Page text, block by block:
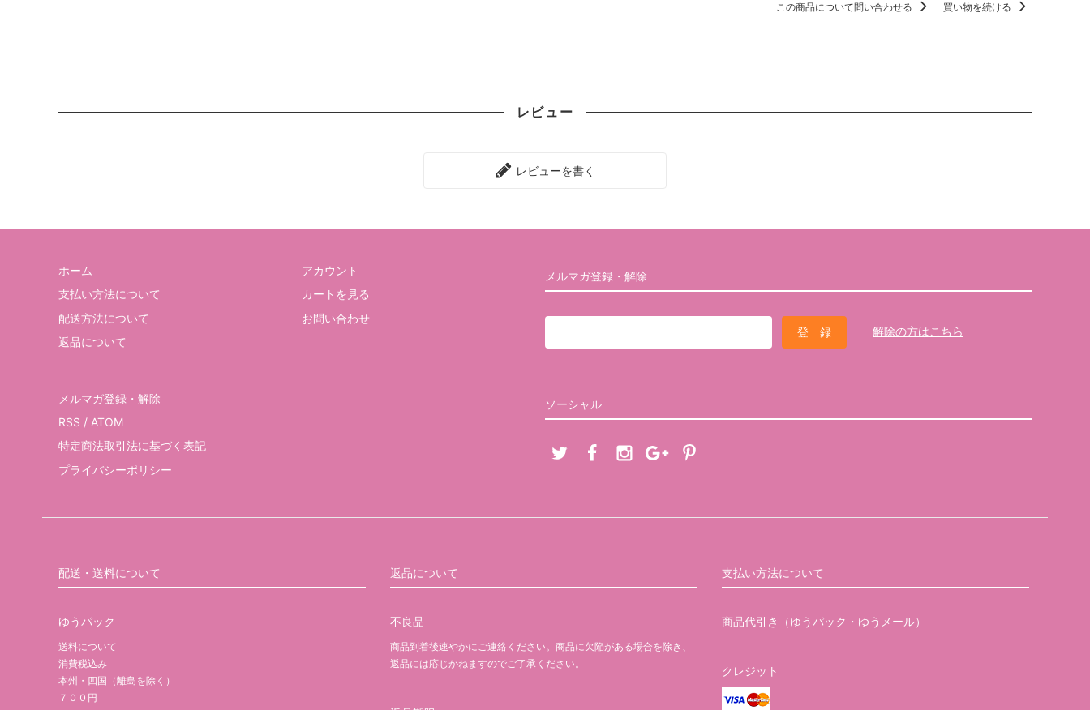
この商品について問い合わせる 買い物を続ける
レビュー
レビューを書く
メルマガ登録・解除
解除の方はこちら
ホーム
支払い方法について
配送方法について
返品について
アカウント
カートを見る
お問い合わせ
ソーシャル
メルマガ登録・解除
RSS / ATOM
特定商法取引法に基づく表記
プライバシーポリシー
配送・送料について
ゆうパック
送料について
消費税込み
本州・四国（離島を除く）
７００円
返品について
不良品
商品到着後速やかにご連絡ください。商品に欠陥がある場合を除き、
返品には応じかねますのでご了承ください。
支払い方法について
商品代引き（ゆうパック・ゆうメール）
クレジット